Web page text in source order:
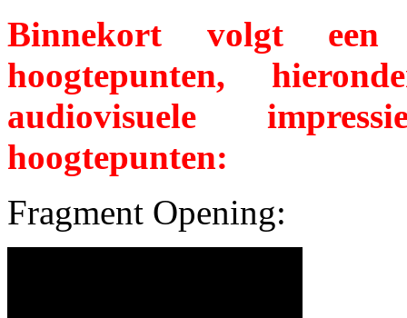
Binnekort volgt een
hoogtepunten,
audiovisuele
hoogtepunten:
Fragment Opening: